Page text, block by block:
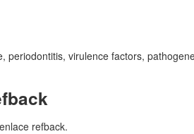
periodontitis, virulence factors,
refback.